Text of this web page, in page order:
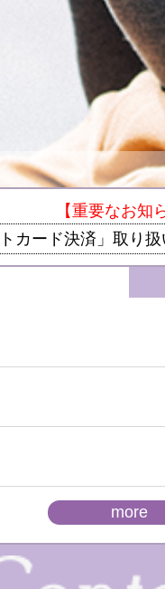
【重要なお知
トカード決済」取り
more